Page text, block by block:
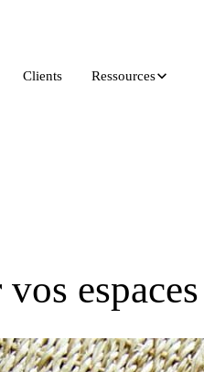
Clients Ressources